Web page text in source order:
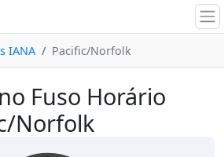
IANA Pacific/Norfolk
Fuso Horário
Norfolk